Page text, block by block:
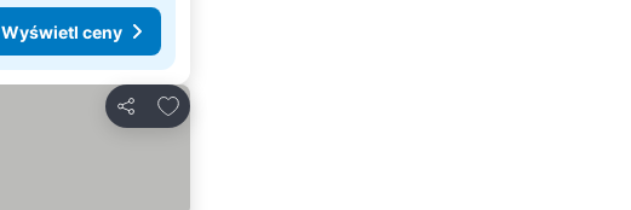
Wyświetl ceny
Udostępnij
Dodaj do ulubionych